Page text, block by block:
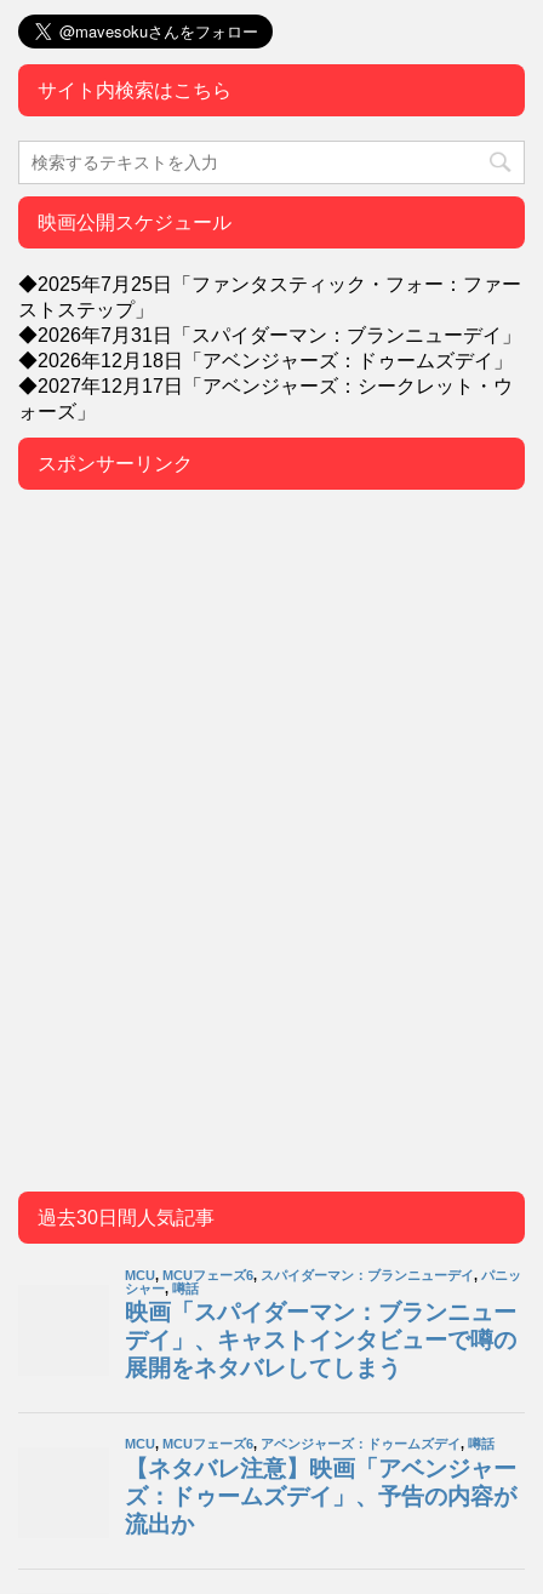
サイト内検索はこちら
映画公開スケジュール
◆2025年7月25日「ファンタスティック・フォー：ファー
ストステップ」
◆2026年7月31日「スパイダーマン：ブランニューデイ」
◆2026年12月18日「アベンジャーズ：ドゥームズデイ」
◆2027年12月17日「アベンジャーズ：シークレット・ウ
ォーズ」
スポンサーリンク
過去30日間人気記事